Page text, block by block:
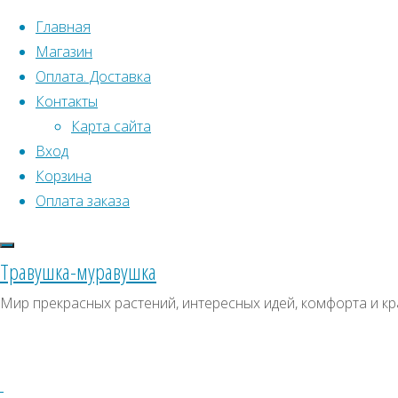
Перейти к содержимому
Главная
Магазин
Оплата. Доставка
Контакты
Карта сайта
Вход
Корзина
Оплата заказа
Травушка-муравушка
Мир прекрасных растений, интересных идей, комфорта и
Что искать:
Симплокарпус
почколистный
Купить
Искать:
СКИДКИ, АКЦИИ
Архивы